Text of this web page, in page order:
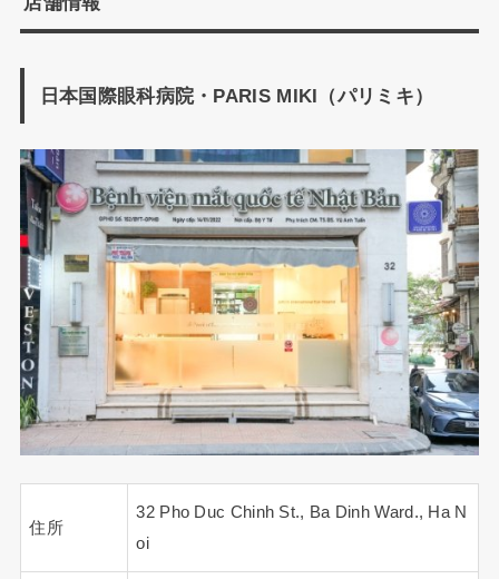
日本国際眼科病院・PARIS MIKI（パリミキ）
住所
32 Pho Duc Chinh St., Ba Dinh Ward., Ha N
oi